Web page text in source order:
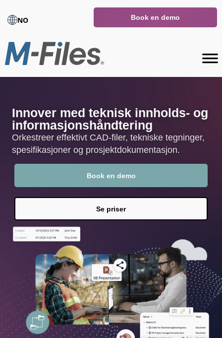
NO Book en demo
Innover med teknisk innholds- og
informasjonshåndtering
Orkestreer effektivt CAD-filer, tekniske tegninger,
spesifikasjoner og prosjektdokumentasjon.
Book en demo
Se priser